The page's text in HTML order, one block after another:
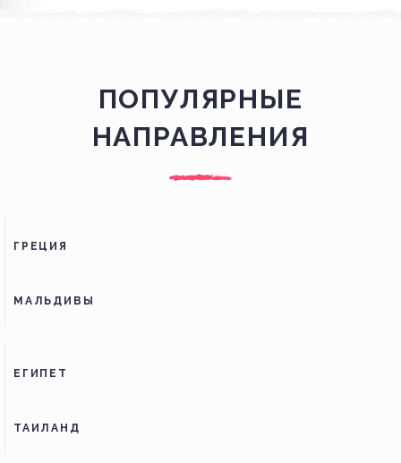
ПОПУЛЯРНЫЕ
НАПРАВЛЕНИЯ
ГРЕЦИЯ
МАЛЬДИВЫ
ЕГИПЕТ
ТАИЛАНД